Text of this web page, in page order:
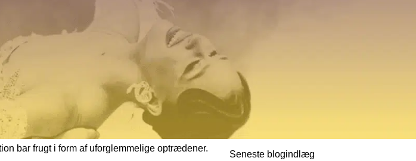
indtog gulvet ved Solrød Danse Galla. Som
over den utrolige atmosfære og de
for dans, der kunne mærkes helt ud til
bar frugt i form af uforglemmelige optrædener.
Sundhed & Velvære
Træning & Udvikling
For Begyndere
Seneste blogindlæg